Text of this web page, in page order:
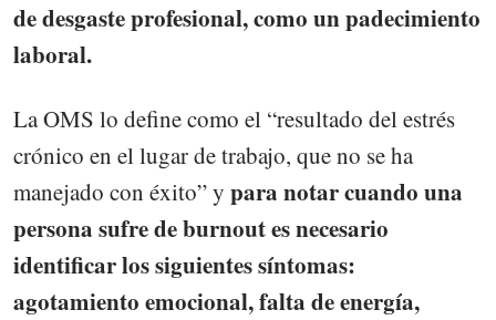
de desgaste profesional, como un padecimiento
laboral.
La OMS lo define como el “resultado del estrés
crónico en el lugar de trabajo, que no se ha
manejado con éxito” y para notar cuando una
persona sufre de burnout es necesario
identificar los siguientes síntomas:
agotamiento emocional, falta de energía,